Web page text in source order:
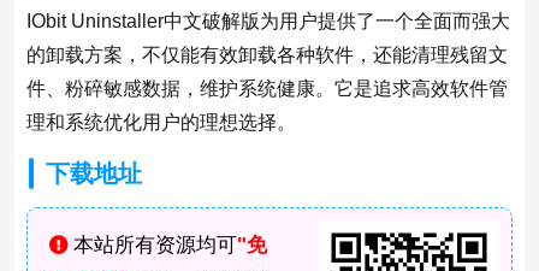
IObit Uninstaller中文破解版为用户提供了一个全面而强大
的卸载方案，不仅能有效卸载各种软件，还能清理残留文
件、粉碎敏感数据，维护系统健康。它是追求高效软件管
理和系统优化用户的理想选择。
下载地址
本站所有资源均可"免